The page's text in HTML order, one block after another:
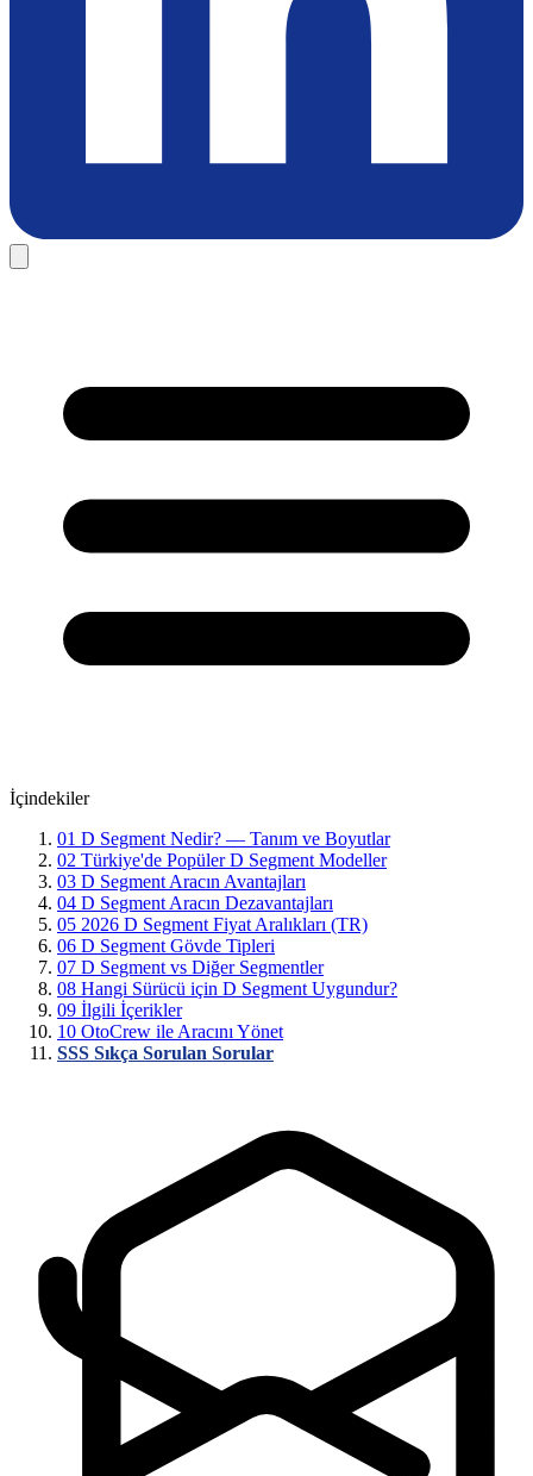
İçindekiler
01 D Segment Nedir? — Tanım ve Boyutlar
02 Türkiye'de Popüler D Segment Modeller
03 D Segment Aracın Avantajları
04 D Segment Aracın Dezavantajları
05 2026 D Segment Fiyat Aralıkları (TR)
06 D Segment Gövde Tipleri
07 D Segment vs Diğer Segmentler
08 Hangi Sürücü için D Segment Uygundur?
09 İlgili İçerikler
10 OtoCrew ile Aracını Yönet
SSS Sıkça Sorulan Sorular